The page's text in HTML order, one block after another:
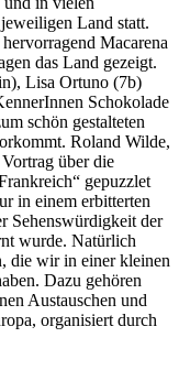
Land statt.
Macarena
das Land gezeigt.
Lisa Ortuno (7b)
Schokolade
schön gestalteten
Roland Wilde,
über die
gepuzzlet
in einem erbitterten
Sehenswürdigkeit der
wurde. Natürlich
die wir in einer kleinen
Dazu gehören
Austauschen und
organisiert durch